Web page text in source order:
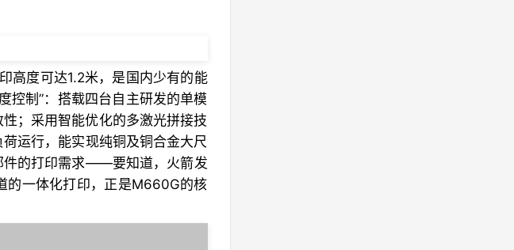
度可达1.2米，是国内少有的能
控制”：搭载四台自主研发的单模
；采用智能优化的多激光拼接技
运行，能实现纯铜及铜合金大尺
件的打印需求——要知道，火箭发
的一体化打印，正是M660G的核